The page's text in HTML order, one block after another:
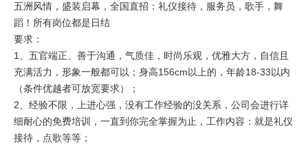
五洲风情，盛装启幕，全国直招：礼仪接待，服务员，歌手，舞
蹈！所有岗位都是日结
要求：
1、五官端正、善于沟通，气质佳，时尚乐观，优雅大方，自信且
充满活力，形象一般都可以；身高156cm以上的，年龄18-33以内
（条件优越者可放宽要求）；
2、经验不限，上进心强，没有工作经验的没关系，公司会进行详
细耐心的免费培训，一直到你完全掌握为止，工作内容：就是礼仪
接待，点歌等等；